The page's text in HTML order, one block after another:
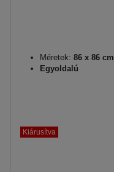
Méretek: 86 x 86 cm
Egyoldalú
Kiárusítva